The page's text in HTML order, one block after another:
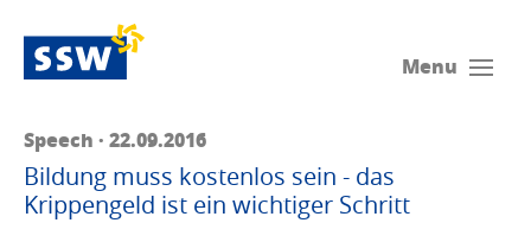
Menu
Speech · 22.09.2016
Bildung muss kostenlos sein - das
Krippengeld ist ein wichtiger Schritt